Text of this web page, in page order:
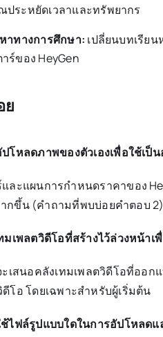
ระหยัดเวลาและทรัพยากร
าทางการศึกษา: เปลี่ยนบทเรีย
ร์ของ HeyGen
ย
โหลดภาพของตัวเองเพื่อใช้เป็
และแผนการกำหนดราคาของ
กขึ้น (คำถามที่พบบ่อยคำตอบ 2)
มเพลตวิดีโอที่สร้างไว้ล่วงหน้าเ
ะเสนอคลังเทมเพลตวิดีโอที่ออ
โอ โดยเฉพาะสำหรับผู้เริ่มต้น
ไฟล์รูปแบบใดในการอัปโหลดแ